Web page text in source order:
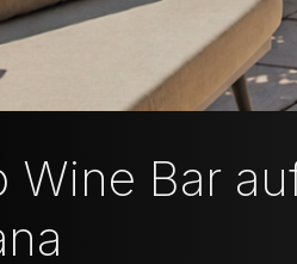
Wine Bar